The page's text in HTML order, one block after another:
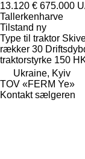
13.120 € 675.000
Tallerkenharve
Tilstand ny
Type til traktor
rækker 30
traktorstyrke 150
Ukraine, Kyiv
TOV «FERM Ye»
Kontakt sælgeren